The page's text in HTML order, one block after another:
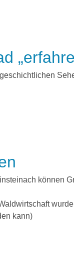
können
kann)